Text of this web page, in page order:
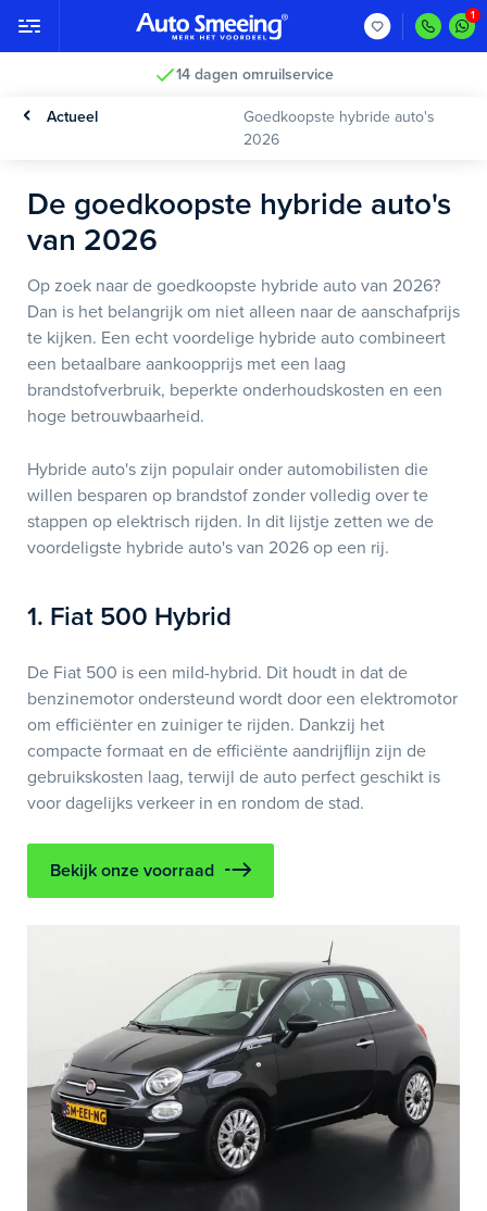
14 dagen omruilservice
Actueel
Goedkoopste hybride auto's
2026
De goedkoopste hybride auto's
van 2026
Op zoek naar de goedkoopste hybride auto van 2026?
Dan is het belangrijk om niet alleen naar de aanschafprijs
te kijken. Een echt voordelige hybride auto combineert
een betaalbare aankoopprijs met een laag
brandstofverbruik, beperkte onderhoudskosten en een
hoge betrouwbaarheid.
Hybride auto's zijn populair onder automobilisten die
willen besparen op brandstof zonder volledig over te
stappen op elektrisch rijden. In dit lijstje zetten we de
voordeligste hybride auto's van 2026 op een rij.
1. Fiat 500 Hybrid
De Fiat 500 is een mild-hybrid. Dit houdt in dat de
benzinemotor ondersteund wordt door een elektromotor
om efficiënter en zuiniger te rijden. Dankzij het
compacte formaat en de efficiënte aandrijflijn zijn de
gebruikskosten laag, terwijl de auto perfect geschikt is
voor dagelijks verkeer in en rondom de stad.
Bekijk onze voorraad